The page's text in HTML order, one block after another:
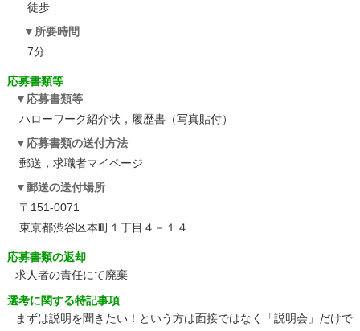
徒歩
所要時間
7分
応募書類等
応募書類等
ハローワーク紹介状，履歴書（写真貼付）
応募書類の送付方法
郵送，求職者マイページ
郵送の送付場所
〒151-0071
東京都渋谷区本町１丁目４－１４
応募書類の返却
求人者の責任にて廃棄
選考に関する特記事項
まずは説明を聞きたい！という方は面接ではなく「説明会」だけで